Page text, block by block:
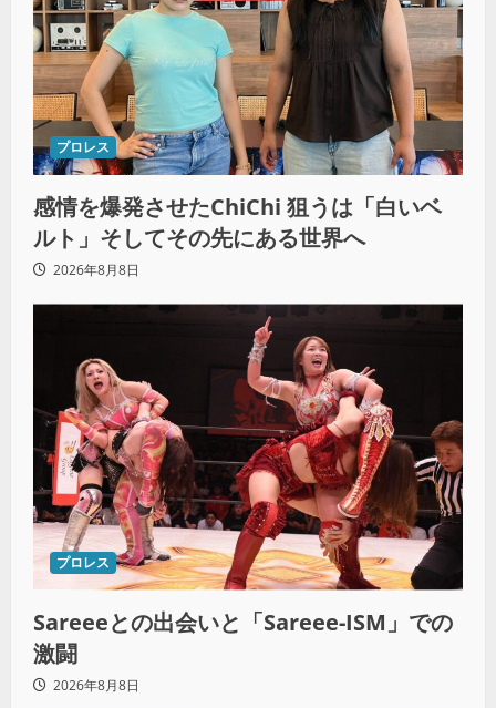
プロレス
感情を爆発させたChiChi 狙うは「白いベ
ルト」そしてその先にある世界へ
2026年8月8日
プロレス
Sareeeとの出会いと「Sareee-ISM」での
激闘
2026年8月8日